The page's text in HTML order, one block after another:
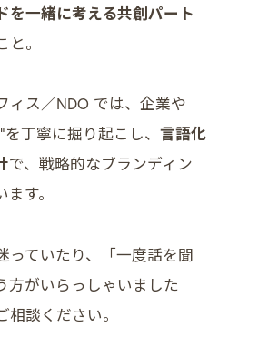
を一緒に考える共創パート
。
ィス／NDO では、企業や
丁寧に掘り起こし、 言語化
で、戦略的なブランディン
す。
っていたり、「一度話を聞
方がいらっしゃいました
相談ください。